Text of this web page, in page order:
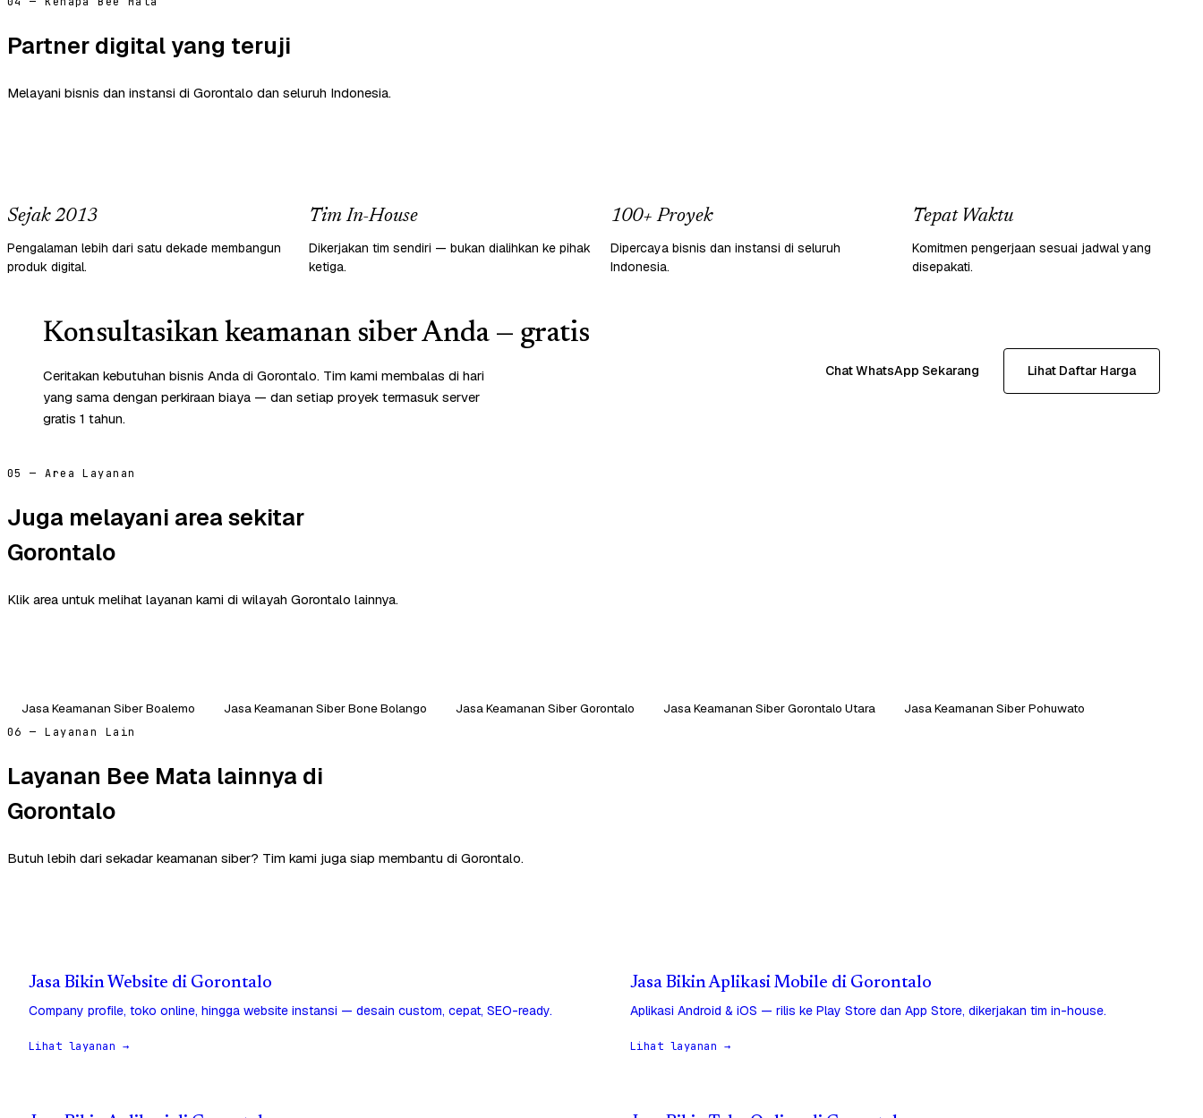
Partner digital yang teruji
Melayani bisnis dan instansi di Gorontalo dan seluruh Indonesia.
Sejak 2013
Pengalaman lebih dari satu dekade membangun
produk digital.
Tim In-House
Dikerjakan tim sendiri — bukan dialihkan ke pihak
ketiga.
100+ Proyek
Dipercaya bisnis dan instansi di seluruh
Indonesia.
Tepat Waktu
Komitmen pengerjaan sesuai jadwal yang
disepakati.
Konsultasikan keamanan siber Anda — gratis
Ceritakan kebutuhan bisnis Anda di Gorontalo. Tim kami membalas di hari
yang sama dengan perkiraan biaya — dan setiap proyek termasuk server
gratis 1 tahun.
Chat WhatsApp Sekarang Lihat Daftar Harga
05 — Area Layanan
Juga melayani area sekitar
Gorontalo
Klik area untuk melihat layanan kami di wilayah Gorontalo lainnya.
Jasa Keamanan Siber Boalemo Jasa Keamanan Siber Bone Bolango Jasa Keamanan Siber Gorontalo Jasa Keamanan Siber Gorontalo Utara Jasa Keamanan Siber Pohuwato
06 — Layanan Lain
Layanan Bee Mata lainnya di
Gorontalo
Butuh lebih dari sekadar keamanan siber? Tim kami juga siap membantu di Gorontalo.
Jasa Bikin Website di Gorontalo
Company profile, toko online, hingga website instansi — desain custom, cepat, SEO-ready.
Lihat layanan →
Jasa Bikin Aplikasi Mobile di Gorontalo
Aplikasi Android & iOS — rilis ke Play Store dan App Store, dikerjakan tim in-house.
Lihat layanan →